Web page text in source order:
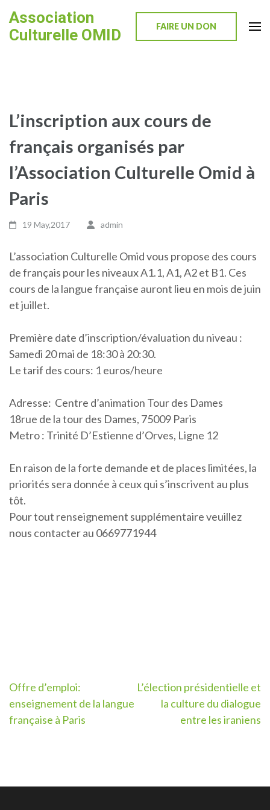
to
content
Association
Culturelle OMID
FAIRE UN DON
L’inscription aux cours de
français organisés par
l’Association Culturelle Omid à
Paris
19 May,2017 admin
L’association Culturelle Omid vous propose des cours
de français pour les niveaux A1.1, A1, A2 et B1. Ces
cours de la langue française auront lieu en mois de juin
et juillet.
Première date d’inscription/évaluation du niveau :
Samedi 20 mai de 18:30 à 20:30.
Le tarif des cours: 1 euros/heure
Adresse: Centre d’animation Tour des Dames
18rue de la tour des Dames, 75009 Paris
Metro : Trinité D’Estienne d’Orves, Ligne 12
En raison de la forte demande et de places limitées, la
priorités sera donnée à ceux qui s’inscrivent au plus
tôt.
Pour tout renseignement supplémentaire veuillez
nous contacter au 0669771944
Post
navigation
Offre d’emploi:
enseignement de la langue
française à Paris
L’élection présidentielle et
la culture du dialogue
entre les iraniens